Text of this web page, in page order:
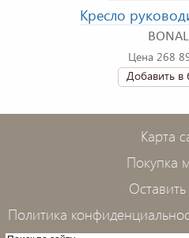
Кресло
Цена 268
Добавить в
Карта
Покупка
Политика